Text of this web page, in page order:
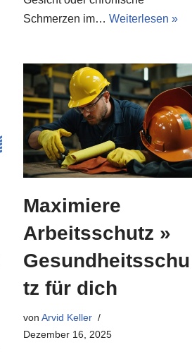
Schmerzen im… Weiterlesen »
Maximiere
Arbeitsschutz »
Gesundheitsschu
tz für dich
von Arvid Keller
Dezember 16, 2025